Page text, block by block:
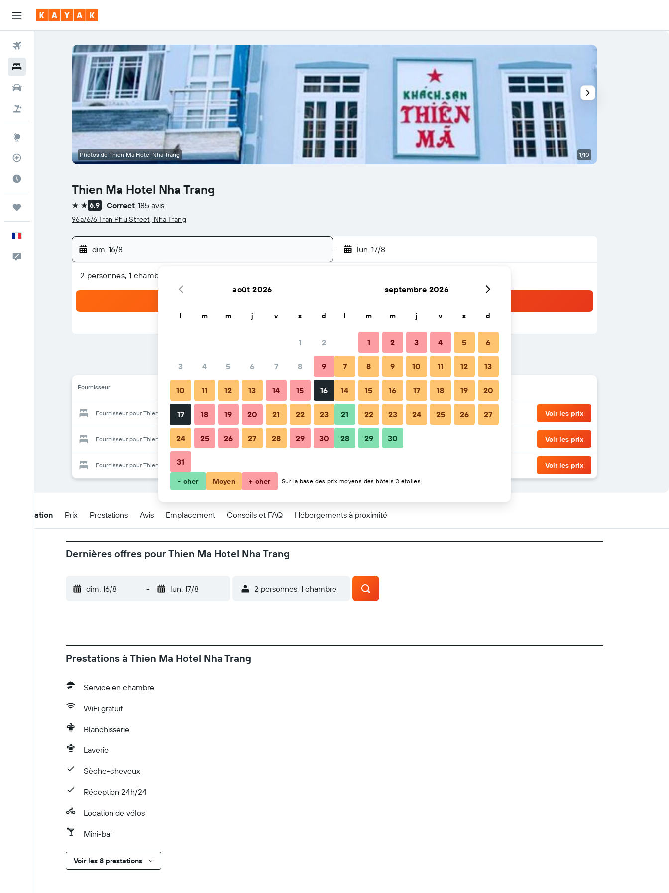
Suivi des vols
Commentaires
Thien Ma Hotel Nha Trang
2 étoiles
6,9 Correct 185 avis
96a/6/6 Tran Phu Street, Nha Trang
dim. 16/8 - lun. 17/8
2 personnes, 1 chambre
Fournisseur
Fournisseur pour Thien Ma Hotel Nha Trang Voir les prix
Fournisseur pour Thien Ma Hotel Nha Trang Voir les prix
Fournisseur pour Thien Ma Hotel Nha Trang Voir les prix
Photos de Thien Ma Hotel Nha Trang 1/10
Présentation Prix Prestations Avis Emplacement Conseils et FAQ Hébergements à proximité
Dernières offres pour Thien Ma Hotel Nha Trang
dim. 16/8 - lun. 17/8 2 personnes, 1 chambre
Prestations à Thien Ma Hotel Nha Trang
Service en chambre
WiFi gratuit
Blanchisserie
Laverie
Sèche-cheveux
Réception 24h/24
Location de vélos
Mini-bar
Voir les 8 prestations
août 2026
l m m j v s d
1 2
3 4 5 6 7 8 9
10 11 12 13 14 15 16
17 18 19 20 21 22 23
24 25 26 27 28 29 30
31
septembre 2026
l m m j v s d
1 2 3 4 5 6
7 8 9 10 11 12 13
14 15 16 17 18 19 20
21 22 23 24 25 26 27
28 29 30
- cher Moyen + cher Sur la base des prix moyens des hôtels 3 étoiles.